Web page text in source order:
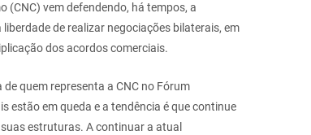
(CNC) vem defendendo, há tempos, a
de realizar negociações bilaterais, em
dos acordos comerciais.
quem representa a CNC no Fórum
estão em queda e a tendência é que continue
estruturas. A continuar a atual